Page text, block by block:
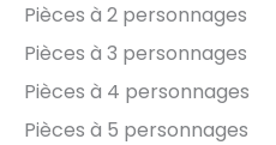
Pièces à 2 personnages
Pièces à 3 personnages
Pièces à 4 personnages
Pièces à 5 personnages